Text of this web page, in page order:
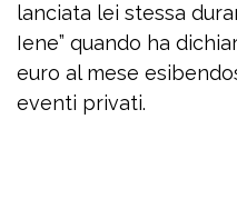
lanciata lei stessa
Iene” quando ha
euro al mese
eventi privati.